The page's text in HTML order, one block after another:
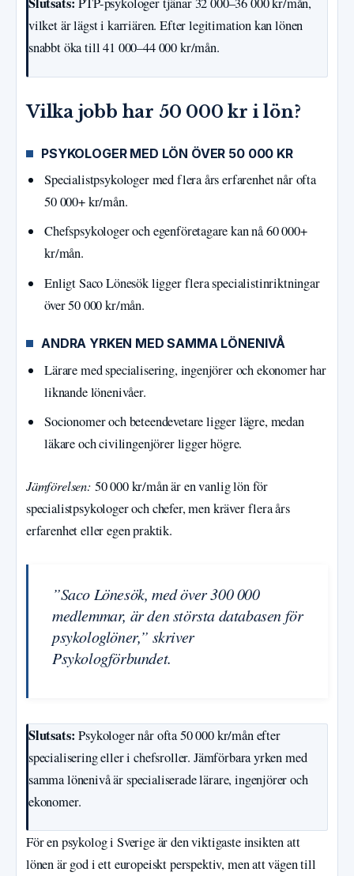
vilket är lägst i karriären. Efter legitimation kan lönen
snabbt öka till 41 000–44 000 kr/mån.
Vilka jobb har 50 000 kr i lön?
PSYKOLOGER MED LÖN ÖVER 50 000 KR
Specialistpsykologer med flera års erfarenhet når ofta
50 000+ kr/mån.
Chefspsykologer och egenföretagare kan nå 60 000+
kr/mån.
Enligt Saco Lönesök ligger flera specialistinriktningar
över 50 000 kr/mån.
ANDRA YRKEN MED SAMMA LÖNENIVÅ
Lärare med specialisering, ingenjörer och ekonomer har
liknande lönenivåer.
Socionomer och beteendevetare ligger lägre, medan
läkare och civilingenjörer ligger högre.
Jämförelsen: 50 000 kr/mån är en vanlig lön för
specialistpsykologer och chefer, men kräver flera års
erfarenhet eller egen praktik.
”Saco Lönesök, med över 300 000
medlemmar, är den största databasen för
psykologlöner,” skriver
Psykologförbundet.
Slutsats: Psykologer når ofta 50 000 kr/mån efter
specialisering eller i chefsroller. Jämförbara yrken med
samma lönenivå är specialiserade lärare, ingenjörer och
ekonomer.
För en psykolog i Sverige är den viktigaste insikten att
lönen är god i ett europeiskt perspektiv, men att vägen till